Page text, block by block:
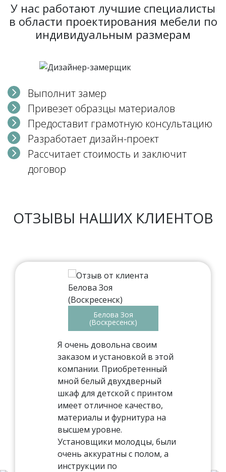
У нас работают лучшие специалисты
в области проектирования мебели по
индивидуальным размерам
Выполнит замер
Привезет образцы материалов
Предоставит грамотную консультацию
Разработает дизайн-проект
Рассчитает стоимость и заключит
договор
ОТЗЫВЫ НАШИХ КЛИЕНТОВ
Белова Зоя
(Воскресенск)
Я очень довольна своим
заказом и установкой в этой
компании. Приобретенный
мной белый двухдверный
шкаф для детской с принтом
имеет отличное качество,
материалы и фурнитура на
высшем уровне.
Установщики молодцы, были
очень аккуратны с полом, а
инструкции по